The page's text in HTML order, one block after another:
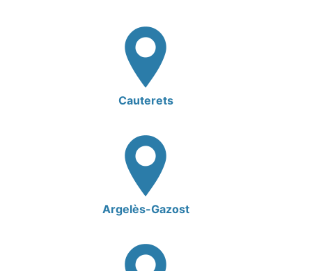
Cauterets
Argelès-Gazost